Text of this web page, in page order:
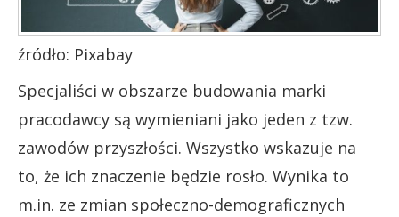
źródło: Pixabay
Specjaliści w obszarze budowania marki
pracodawcy są wymieniani jako jeden z tzw.
zawodów przyszłości. Wszystko wskazuje na
to, że ich znaczenie będzie rosło. Wynika to
m.in. ze zmian społeczno-demograficznych